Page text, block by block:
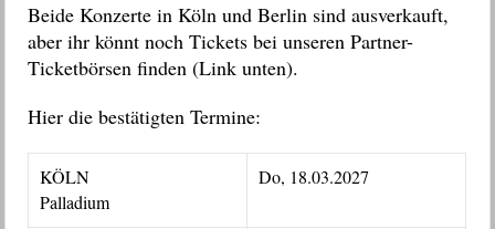
Beide Konzerte in Köln und Berlin sind ausverkauft,
aber ihr könnt noch Tickets bei unseren Partner-
Ticketbörsen finden (Link unten).
Hier die bestätigten Termine:
KÖLN
Palladium
Do, 18.03.2027